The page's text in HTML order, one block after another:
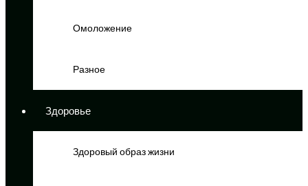
Омоложение
Разное
Здоровье
Здоровый образ жизни